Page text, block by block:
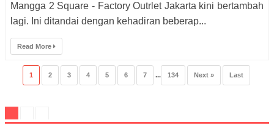
Mangga 2 Square - Factory Outrlet Jakarta kini bertambah
lagi. Ini ditandai dengan kehadiran beberap...
Read More
1 2 3 4 5 6 7 ... 134 Next » Last